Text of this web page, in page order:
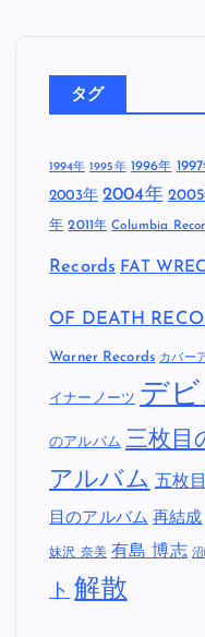
タグ
1994年 1995年 1996年
2003年 2004年
年 2011年 Columbia
Records FAT
OF DEATH
Warner Records カバー
イナーノーツ デ
のアルバム 三枚目
アルバム 五枚
目のアルバム 再結成
妹沢 奈美 有島 博志
ト 解散